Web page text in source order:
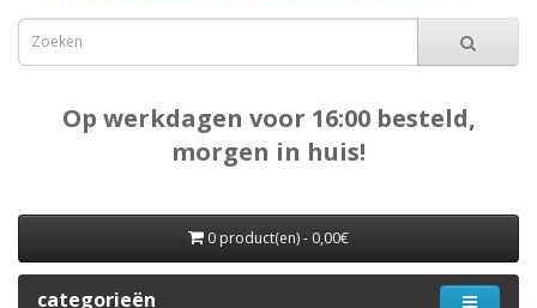
Op werkdagen voor 16:00 besteld,
morgen in huis!
0 product(en) - 0,00€
categorieën